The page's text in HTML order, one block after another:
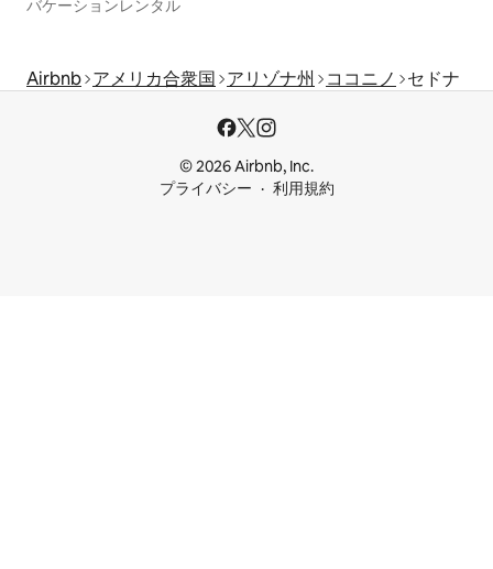
バケーションレンタル
Airbnb アメリカ合衆国 アリゾナ州 ココニノ セドナ
© 2026 Airbnb, Inc.
プライバシー
利用規約